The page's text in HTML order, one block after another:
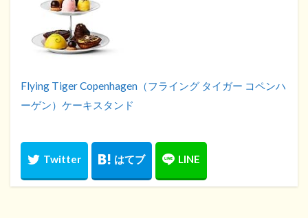
Flying Tiger Copenhagen（フライング タイガー コペンハ
ーゲン）ケーキスタンド